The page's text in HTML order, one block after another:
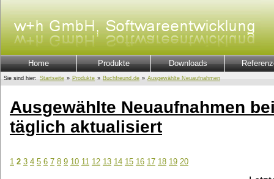
Home Produkte Downloads
Sie sind hier: Startseite » Produkte » Buchfreund.de » Ausgewählte Neuaufnahmen
Ausgewählte Neuaufnahmen
täglich aktualisiert
1 2 3 4 5 6 7 8 9 10 11 12 13 14 15 16 17 18 19 20